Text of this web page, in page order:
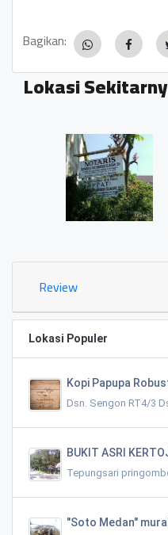
Bagikan:
Lokasi
Ivo
Review
Lokasi Populer
Kopi Papupa
Dsn. Sengon RT4/3
BUKIT ASRI
Tepungsari
"Soto Medan"